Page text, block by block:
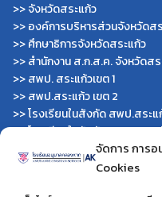
จัดการ การ
Cookies
>>จังหวัดสระแก้ว
>>องค์การบริหารส่วนจังหวัดส
>>ศึกษาธิการจังหวัดสระแก้ว
>>สำนักงาน ส.ก.ส.ค. จังหวัดสร
>>สพป. สระแก้วเขต 1
>>สพป.สระแก้ว เขต 2
>>โรงเรียนในสังกัด สพป.สระแ
>>โรงเรียนในสังกัด สพป.สระแ
>>วิทยาลัยเทคนิคสระแก้ว
>> วิทยาลัยเทคนิควังน้ำเย็น